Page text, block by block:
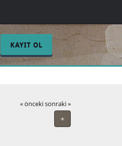
KAYIT OL
« önceki sonraki »
+